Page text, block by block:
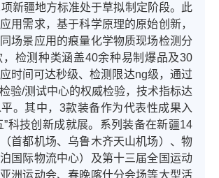
新疆地方标准处于草拟制定阶段。此
用需求，基于科学原理的原始创新，
场景应用的痕量化学物质现场检测分
检测种类涵盖40余种易制爆品及30
时间可达秒级、检测限达ng级，通过
验/测试中心的权威检验，技术指标达
。其中，3款装备作为代表性成果入
”科技创新成就展。系列装备在新疆14
首都机场、乌鲁木齐天山机场）、物
国际物流中心）及第十三届全国运动
洲运动会、春晚喀什分会场等大型活